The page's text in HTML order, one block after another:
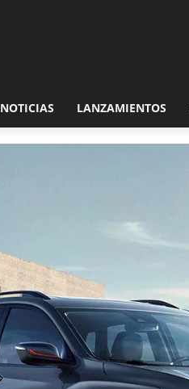
NOTICIAS LANZAMIENTOS